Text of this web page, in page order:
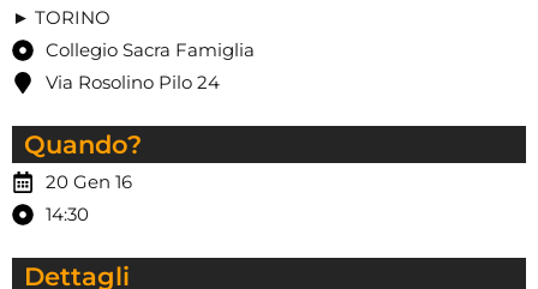
► TORINO
Collegio Sacra Famiglia
Via Rosolino Pilo 24
Quando?
20 Gen 16
14:30
Dettagli